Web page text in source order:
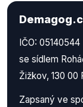
IČO: 05140544
se sídlem
Žižkov, 130 00
Zapsaný ve